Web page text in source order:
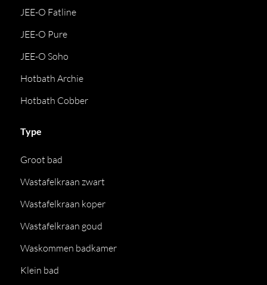
JEE-O Fatline
JEE-O Pure
JEE-O Soho
Hotbath Archie
Hotbath Cobber
Type
Groot bad
Wastafelkraan zwart
Wastafelkraan koper
Wastafelkraan goud
Waskommen badkamer
Klein bad